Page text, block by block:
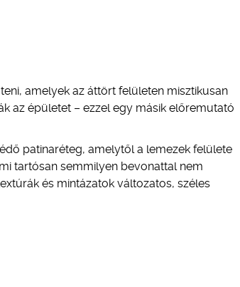
amelyek az áttört felületen misztikusan
az épületet – ezzel egy másik előremutató
patinaréteg, amelytől a lemezek felülete
tartósan semmilyen bevonattal nem
és mintázatok változatos, széles